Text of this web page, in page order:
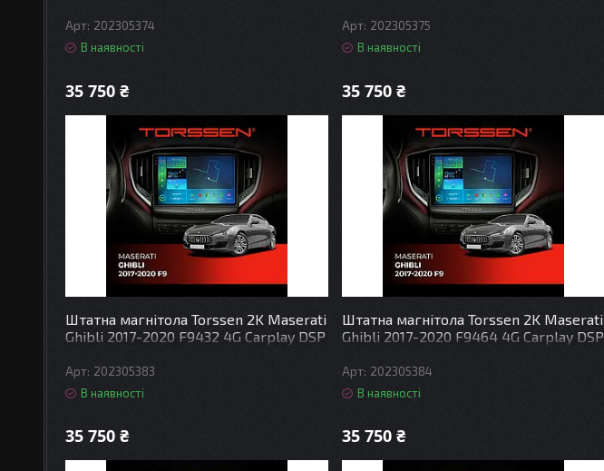
202305374
В наявності
35 750 ₴
202305375
В наявності
35 750 ₴
Штатна магнітола Torssen 2K Maserati
Ghibli 2017-2020 F9432 4G Carplay DSP
202305383
В наявності
35 750 ₴
Штатна магнітола Torssen 2K Maserati
Ghibli 2017-2020 F9464 4G Carplay DSP
202305384
В наявності
35 750 ₴